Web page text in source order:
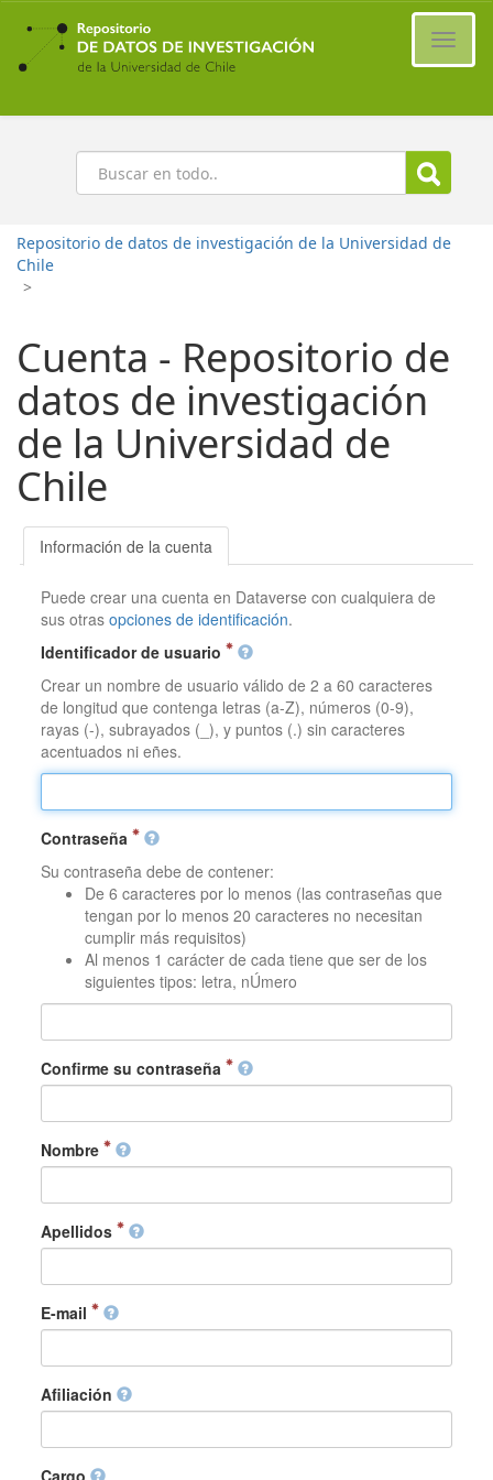
Ir
contenido
principal
Buscar
Repositorio de datos de investigación de la Universidad de
Chile
>
Cuenta - Repositorio de
datos de investigación
de la Universidad de
Chile
Información de la cuenta
Puede crear una cuenta en Dataverse con cualquiera de
sus otrasopciones de identificación.
Identificador de usuario
Crear un nombre de usuario válido de 2 a 60 caracteres
de longitud que contenga letras (a-Z), números (0-9),
rayas (-), subrayados (_), y puntos (.) sin caracteres
acentuados ni eñes.
Contraseña
Su contraseña debe de contener:
De 6 caracteres por lo menos (las contraseñas que
tengan por lo menos 20 caracteres no necesitan
cumplir más requisitos)
Al menos 1 carácter de cada tiene que ser de los
siguientes tipos: letra, nÚmero
Confirme su contraseña
Nombre
Apellidos
E-mail
Afiliación
Cargo